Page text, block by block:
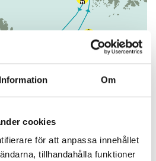
Information Om
cookies
för att anpassa innehållet
tillhandahålla funktioner